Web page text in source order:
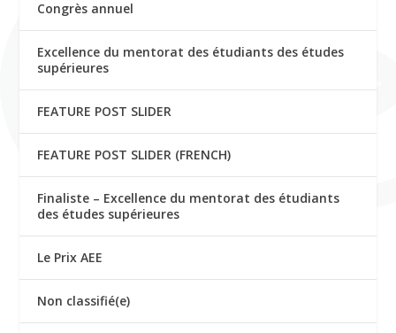
Congrès annuel
Excellence du mentorat des étudiants des études
supérieures
FEATURE POST SLIDER
FEATURE POST SLIDER (FRENCH)
Finaliste – Excellence du mentorat des étudiants
des études supérieures
Le Prix AEE
Non classifié(e)